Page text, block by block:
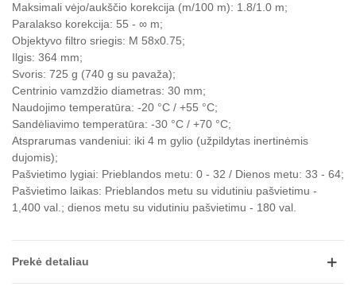
Maksimali vėjo/aukščio korekcija (m/100 m): 1.8/1.0 m;
Paralakso korekcija: 55 - ∞ m;
Objektyvo filtro sriegis: M 58x0.75;
Ilgis: 364 mm;
Svoris: 725 g (740 g su pavaža);
Centrinio vamzdžio diametras: 30 mm;
Naudojimo temperatūra: -20 °C / +55 °C;
Sandėliavimo temperatūra: -30 °C / +70 °C;
Atsprarumas vandeniui: iki 4 m gylio (užpildytas inertinėmis
dujomis);
Pašvietimo lygiai: Prieblandos metu: 0 - 32 / Dienos metu: 33 - 64;
Pašvietimo laikas: Prieblandos metu su vidutiniu pašvietimu -
1,400 val.; dienos metu su vidutiniu pašvietimu - 180 val.
Prekė detaliau